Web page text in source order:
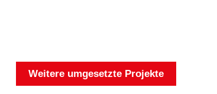
Weitere umgesetzte Projekte